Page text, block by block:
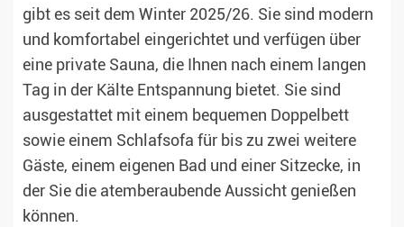
gibt es seit dem Winter 2025/26. Sie sind modern
und komfortabel eingerichtet und verfügen über
eine private Sauna, die Ihnen nach einem langen
Tag in der Kälte Entspannung bietet. Sie sind
ausgestattet mit einem bequemen Doppelbett
sowie einem Schlafsofa für bis zu zwei weitere
Gäste, einem eigenen Bad und einer Sitzecke, in
der Sie die atemberaubende Aussicht genießen
können.